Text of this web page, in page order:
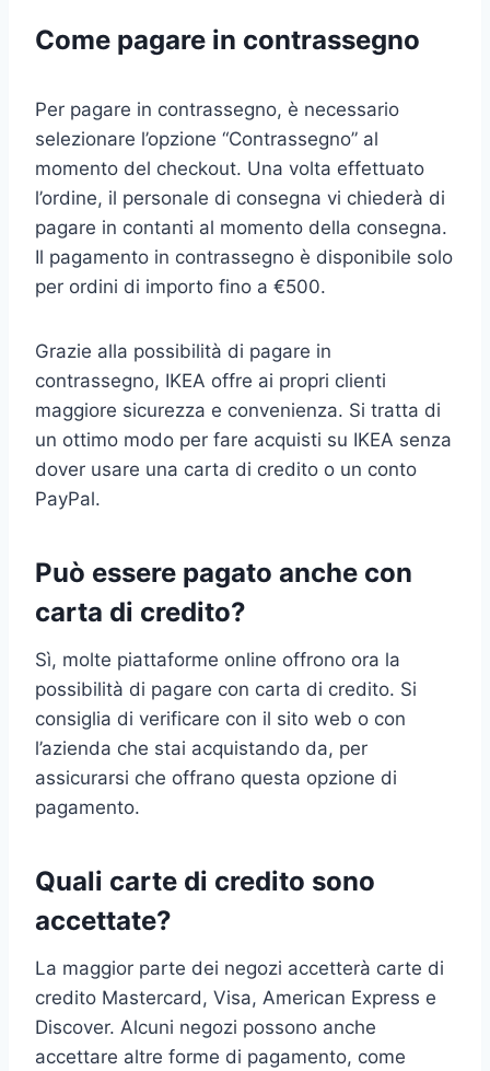
Come pagare in contrassegno
Per pagare in contrassegno, è necessario
selezionare l’opzione “Contrassegno” al
momento del checkout. Una volta effettuato
l’ordine, il personale di consegna vi chiederà di
pagare in contanti al momento della consegna.
Il pagamento in contrassegno è disponibile solo
per ordini di importo fino a €500.
Grazie alla possibilità di pagare in
contrassegno, IKEA offre ai propri clienti
maggiore sicurezza e convenienza. Si tratta di
un ottimo modo per fare acquisti su IKEA senza
dover usare una carta di credito o un conto
PayPal.
Può essere pagato anche con
carta di credito?
Sì, molte piattaforme online offrono ora la
possibilità di pagare con carta di credito. Si
consiglia di verificare con il sito web o con
l’azienda che stai acquistando da, per
assicurarsi che offrano questa opzione di
pagamento.
Quali carte di credito sono
accettate?
La maggior parte dei negozi accetterà carte di
credito Mastercard, Visa, American Express e
Discover. Alcuni negozi possono anche
accettare altre forme di pagamento, come